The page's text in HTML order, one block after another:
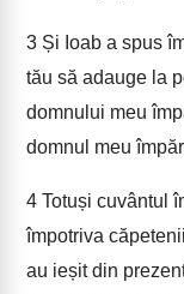
3 Și Ioab a spus
tău să adauge la
domnului meu
domnul meu
4 Totuși cuvântul
împotriva
au ieșit din